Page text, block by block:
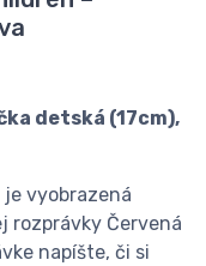
detská (17cm),
je vyobrazená
rozprávky Červená
napíšte, či si